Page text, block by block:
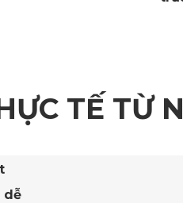
trơn trượt khi lên xuống
TẾ TỪ
dễ